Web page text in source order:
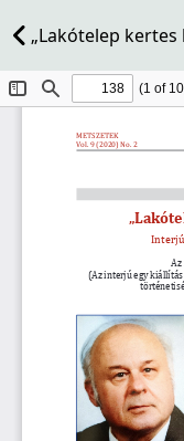
„Lakótelep